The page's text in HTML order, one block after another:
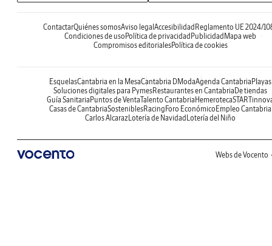
ContactarQuiénes somosAviso legalAccesibilidadReglamento UE 2024/
Condiciones de usoPolítica de privacidadPublicidadMapa web
Compromisos editorialesPolítica de cookies
EsquelasCantabria en la MesaCantabria DModaAgenda CantabriaPlayas
Soluciones digitales para PymesRestaurantes en CantabriaDe tiendas
Guía SanitariaPuntos de VentaTalento CantabriaHemeroteca
Casas de CantabriaSosteniblesRacingForo EconómicoEmpleo Cantabria
Carlos AlcarazLotería de NavidadLotería del Niño
Webs de Vocento